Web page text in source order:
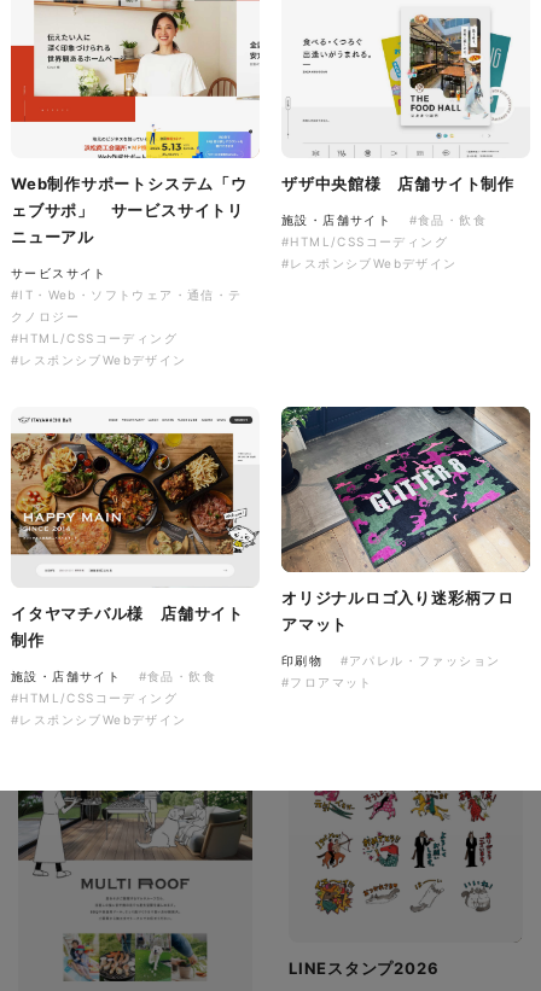
株式会社colorful studio様
『かねた忠右衛門』 サービス
サイト制作
サービスサイト
#HTML/CSSコーディング
#レスポンシブWebデザイン
音楽萬屋Kent様 コーポレート
サイト制作
コーポレートサイト
#専門店・小売
#レスポンシブWebデザイン
有限会社ディーズ様 ハンドタ
オルとのしステッカー 新年の
ご挨拶を彩る、オリジナルノベ
ルティ制作。
#建設・住宅・不動産・インテリア
#イラスト
LINEスタンプ2026
Web制作サポートシステム「ウ
ェブサポ」 サービスサイトリ
ニューアル
サービスサイト
#IT・Web・ソフトウェア・通信・テ
クノロジー
#HTML/CSSコーディング
#レスポンシブWebデザイン
ザザ中央館様 店舗サイト制作
施設・店舗サイト
#食品・飲食
#HTML/CSSコーディング
#レスポンシブWebデザイン
イタヤマチバル様 店舗サイト
制作
施設・店舗サイト
#食品・飲食
#HTML/CSSコーディング
#レスポンシブWebデザイン
オリジナルロゴ入り迷彩柄フロ
アマット
印刷物
#アパレル・ファッション
#フロアマット